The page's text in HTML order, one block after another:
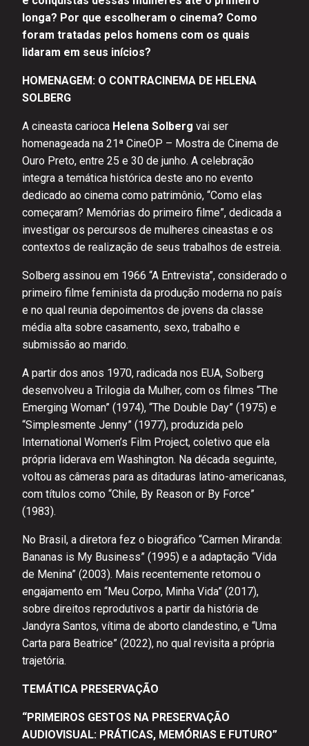
longa? Por que escolheram o cinema? Como
foram tratadas pelos homens com os quais
lidaram em seus inícios?
HOMENAGEM: O CONTRACINEMA DE HELENA
SOLBERG
A cineasta carioca Helena Solberg vai ser
homenageada na 21ª CineOP – Mostra de Cinema de
Ouro Preto, entre 25 e 30 de junho. A celebração
integra a temática histórica deste ano no evento
dedicado ao cinema como patrimônio, “Como elas
começaram? Memórias do primeiro filme”, dedicada a
investigar os percursos de mulheres cineastas e os
contextos de realização de seus trabalhos de estreia.
Solberg assinou em 1966 “A Entrevista”, considerado o
primeiro filme feminista da produção moderna no país
e no qual reunia depoimentos de jovens da classe
média alta sobre casamento, sexo, trabalho e
submissão ao marido.
A partir dos anos 1970, radicada nos EUA, Solberg
desenvolveu a Trilogia da Mulher, com os filmes “The
Emerging Woman” (1974), “The Double Day” (1975) e
“Simplesmente Jenny” (1977), produzida pelo
International Women’s Film Project, coletivo que ela
própria liderava em Washington. Na década seguinte,
voltou as câmeras para as ditaduras latino-americanas,
com títulos como “Chile, By Reason or By Force”
(1983).
No Brasil, a diretora fez o biográfico “Carmen Miranda:
Bananas is My Business” (1995) e a adaptação “Vida
de Menina” (2003). Mais recentemente retomou o
engajamento em “Meu Corpo, Minha Vida” (2017),
sobre direitos reprodutivos a partir da história de
Jandyra Santos, vítima de aborto clandestino, e “Uma
Carta para Beatrice” (2022), no qual revisita a própria
trajetória.
TEMÁTICA PRESERVAÇÃO
“PRIMEIROS GESTOS NA PRESERVAÇÃO
AUDIOVISUAL: PRÁTICAS, MEMÓRIAS E FUTURO”